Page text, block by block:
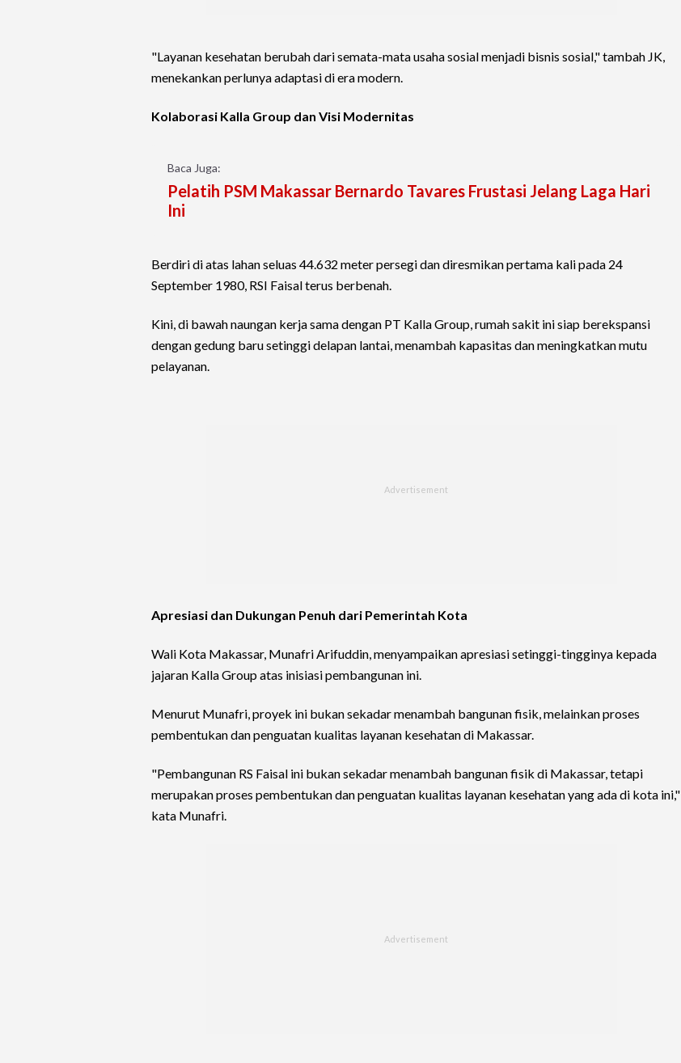
"Layanan kesehatan berubah dari semata-mata usaha sosial menjadi bisnis sosial," tambah JK,
menekankan perlunya adaptasi di era modern.
Kolaborasi Kalla Group dan Visi Modernitas
Baca Juga:
Pelatih PSM Makassar Bernardo Tavares Frustasi Jelang Laga Hari
Ini
Berdiri di atas lahan seluas 44.632 meter persegi dan diresmikan pertama kali pada 24
September 1980, RSI Faisal terus berbenah.
Kini, di bawah naungan kerja sama dengan PT Kalla Group, rumah sakit ini siap berekspansi
dengan gedung baru setinggi delapan lantai, menambah kapasitas dan meningkatkan mutu
pelayanan.
Apresiasi dan Dukungan Penuh dari Pemerintah Kota
Wali Kota Makassar, Munafri Arifuddin, menyampaikan apresiasi setinggi-tingginya kepada
jajaran Kalla Group atas inisiasi pembangunan ini.
Menurut Munafri, proyek ini bukan sekadar menambah bangunan fisik, melainkan proses
pembentukan dan penguatan kualitas layanan kesehatan di Makassar.
"Pembangunan RS Faisal ini bukan sekadar menambah bangunan fisik di Makassar, tetapi
merupakan proses pembentukan dan penguatan kualitas layanan kesehatan yang ada di kota ini,"
kata Munafri.